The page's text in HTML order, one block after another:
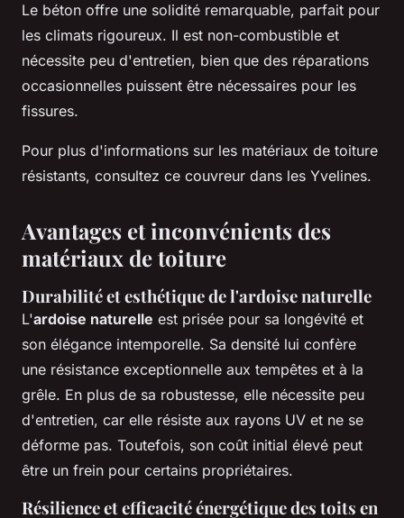
Le béton offre une solidité remarquable, parfait pour
les climats rigoureux. Il est non-combustible et
nécessite peu d'entretien, bien que des réparations
occasionnelles puissent être nécessaires pour les
fissures.
Pour plus d'informations sur les matériaux de toiture
résistants, consultez ce couvreur dans les Yvelines.
Avantages et inconvénients des
matériaux de toiture
Durabilité et esthétique de l'ardoise naturelle
L'ardoise naturelle est prisée pour sa longévité et
son élégance intemporelle. Sa densité lui confère
une résistance exceptionnelle aux tempêtes et à la
grêle. En plus de sa robustesse, elle nécessite peu
d'entretien, car elle résiste aux rayons UV et ne se
déforme pas. Toutefois, son coût initial élevé peut
être un frein pour certains propriétaires.
Résilience et efficacité énergétique des toits en